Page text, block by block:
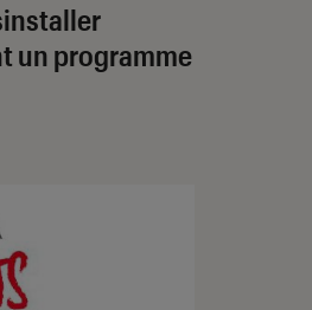
un programme